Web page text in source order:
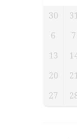
30 31
6 7
13
20 21
27